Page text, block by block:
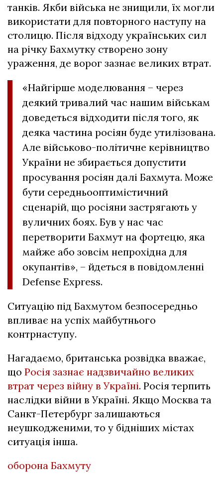
танків. Якби війська не знищили, їх могли
використати для повторного наступу на
столицю. Після відходу українських сил
на річку Бахмутку створено зону
ураження, де ворог зазнає великих втрат.
«Найгірше моделювання – через
деякий тривалий час нашим військам
доведеться відходити після того, як
деяка частина росіян буде утилізована.
Але військово-політичне керівництво
України не збирається допустити
просування росіян далі Бахмута. Може
бути середньооптимістичний
сценарій, що росіяни застрягають у
вуличних боях. Був у нас час
перетворити Бахмут на фортецю, яка
майже або зовсім непрохідна для
окупантів», – йдеться в повідомленні
Defense Express.
Ситуацію під Бахмутом безпосередньо
впливає на успіх майбутнього
контрнаступу.
Нагадаємо, британська розвідка вважає,
що Росія зазнає надзвичайно великих
втрат через війну в Україні. Росія терпить
наслідки війни в Україні. Якщо Москва та
Санкт-Петербург залишаються
неушкодженими, то у бідніших містах
ситуація інша.
оборона Бахмуту